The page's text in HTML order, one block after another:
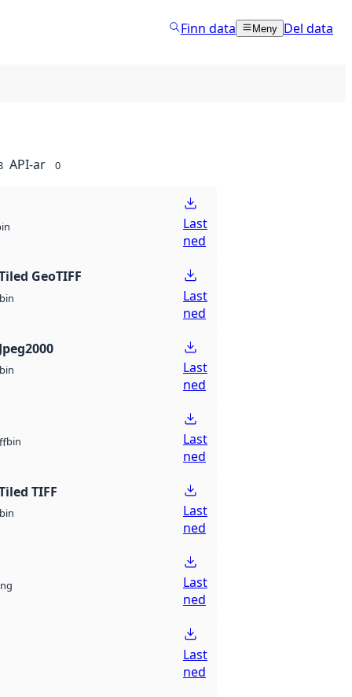
Finn data Meny Del data
API-ar 0
Last
ned
GeoTIFF
bin
Last
ned
bin
Last
ned
bin
Last
ned
TIFF
bin
Last
ned
Last
ned
Last
ned